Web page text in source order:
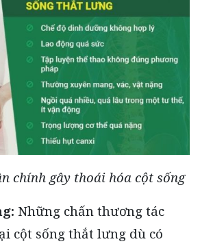
chính gây thoái hóa cột sống
Những chấn thương tác
cột sống thắt lưng dù có